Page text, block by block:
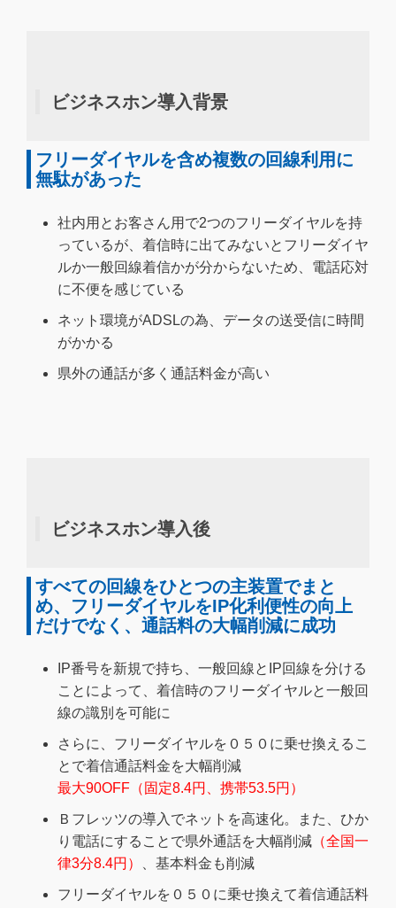
ビジネスホン導入背景
フリーダイヤルを含め複数の回線利用に
無駄があった
社内用とお客さん用で2つのフリーダイヤルを持
っているが、着信時に出てみないとフリーダイヤ
ルか一般回線着信かが分からないため、電話応対
に不便を感じている
ネット環境がADSLの為、データの送受信に時間
がかかる
県外の通話が多く通話料金が高い
ビジネスホン導入後
すべての回線をひとつの主装置でまと
め、フリーダイヤルをIP化利便性の向上
だけでなく、通話料の大幅削減に成功
IP番号を新規で持ち、一般回線とIP回線を分ける
ことによって、着信時のフリーダイヤルと一般回
線の識別を可能に
さらに、フリーダイヤルを０５０に乗せ換えるこ
とで着信通話料金を大幅削減
最大90OFF（固定8.4円、携帯53.5円）
Ｂフレッツの導入でネットを高速化。また、ひか
り電話にすることで県外通話を大幅削減 （全国一
律3分8.4円）
、基本料金も削減
フリーダイヤルを０５０に乗せ換えて着信通話料